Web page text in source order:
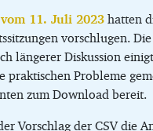
vom 11. Juli 2023hatten
vorschlugen.
längerer Diskussion
Probleme
zum Download bereit.
Vorschlag der CSV